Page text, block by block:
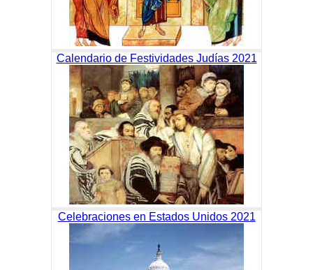
Calendario de Festividades Judías 2021
Celebraciones en Estados Unidos 2021